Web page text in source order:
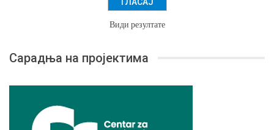
Види резултате
Сарадња на пројектима